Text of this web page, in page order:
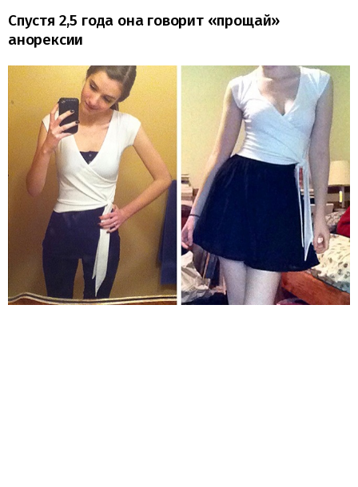
Спустя 2,5 года она говорит «прощай»
анорексии